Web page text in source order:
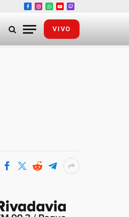
Facebook
Instagram
WhatsApp
YouTube
Twitch
VIVO